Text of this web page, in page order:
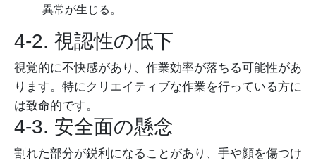
異常が生じる。
4-2. 視認性の低下
視覚的に不快感があり、作業効率が落ちる可能性があ
ります。特にクリエイティブな作業を行っている方に
は致命的です。
4-3. 安全面の懸念
割れた部分が鋭利になることがあり、手や顔を傷つけ